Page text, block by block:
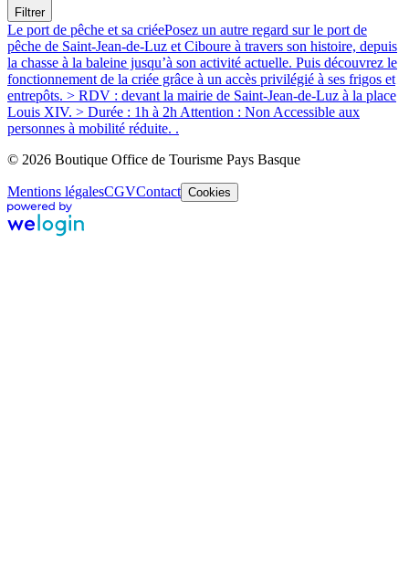
Filtrer
Le port de pêche et sa criéePosez un autre regard sur le port de
pêche de Saint-Jean-de-Luz et Ciboure à travers son histoire, depuis
la chasse à la baleine jusqu’à son activité actuelle. Puis découvrez le
fonctionnement de la criée grâce à un accès privilégié à ses frigos et
entrepôts. > RDV : devant la mairie de Saint-Jean-de-Luz à la place
Louis XIV. > Durée : 1h à 2h Attention : Non Accessible aux
personnes à mobilité réduite. .
© 2026 Boutique Office de Tourisme Pays Basque
Mentions légalesCGVContact Cookies